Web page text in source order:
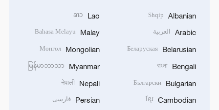
Albanian
Shqip
Arabic العربية
Belarusian
Беларуская
Bengali
বাংলা
Bulgarian
Български
Cambodian
ខ្មែរ
Lao
ລາວ
Malay
Bahasa Melayu
Mongolian
Монгол
Myanmar
မြန်မာဘာသာ
Nepali
नेपाली
Persian فارسی